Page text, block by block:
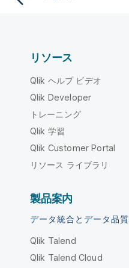
リソース
Qlik ヘルプ ビデオ
Qlik Developer
トレーニング
Qlik 学習
Qlik Customer Portal
リソース ライブラリ
製品案内
データ統合とデータ品質
Qlik Talend
Qlik Talend Cloud